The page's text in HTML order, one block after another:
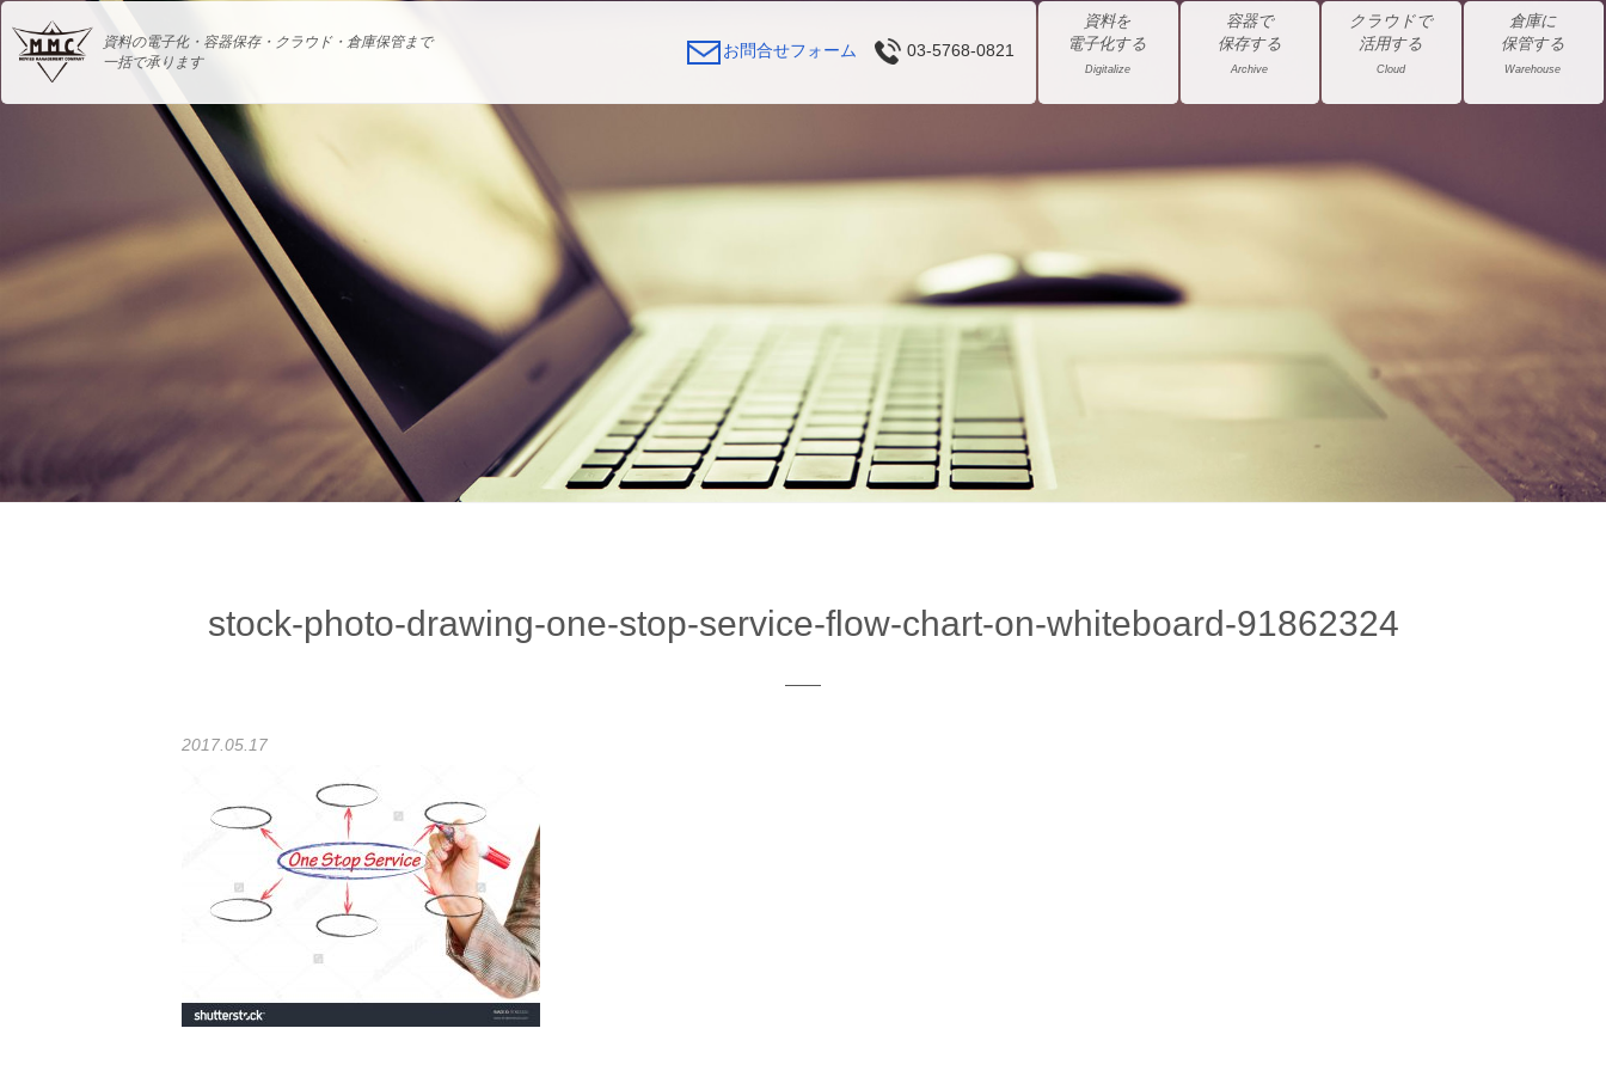
資料の電子化・容器保存・クラウド・倉庫保管まで
一括で承ります
03-5768-0821
お問合せフォーム
資料を
電子化する
Digitalize
容器で
保存する
Archive
クラウドで
活用する
Cloud
倉庫に
保管する
Warehouse
stock-photo-drawing-one-stop-service-flow-chart-on-whiteboard-91862324
2017.05.17